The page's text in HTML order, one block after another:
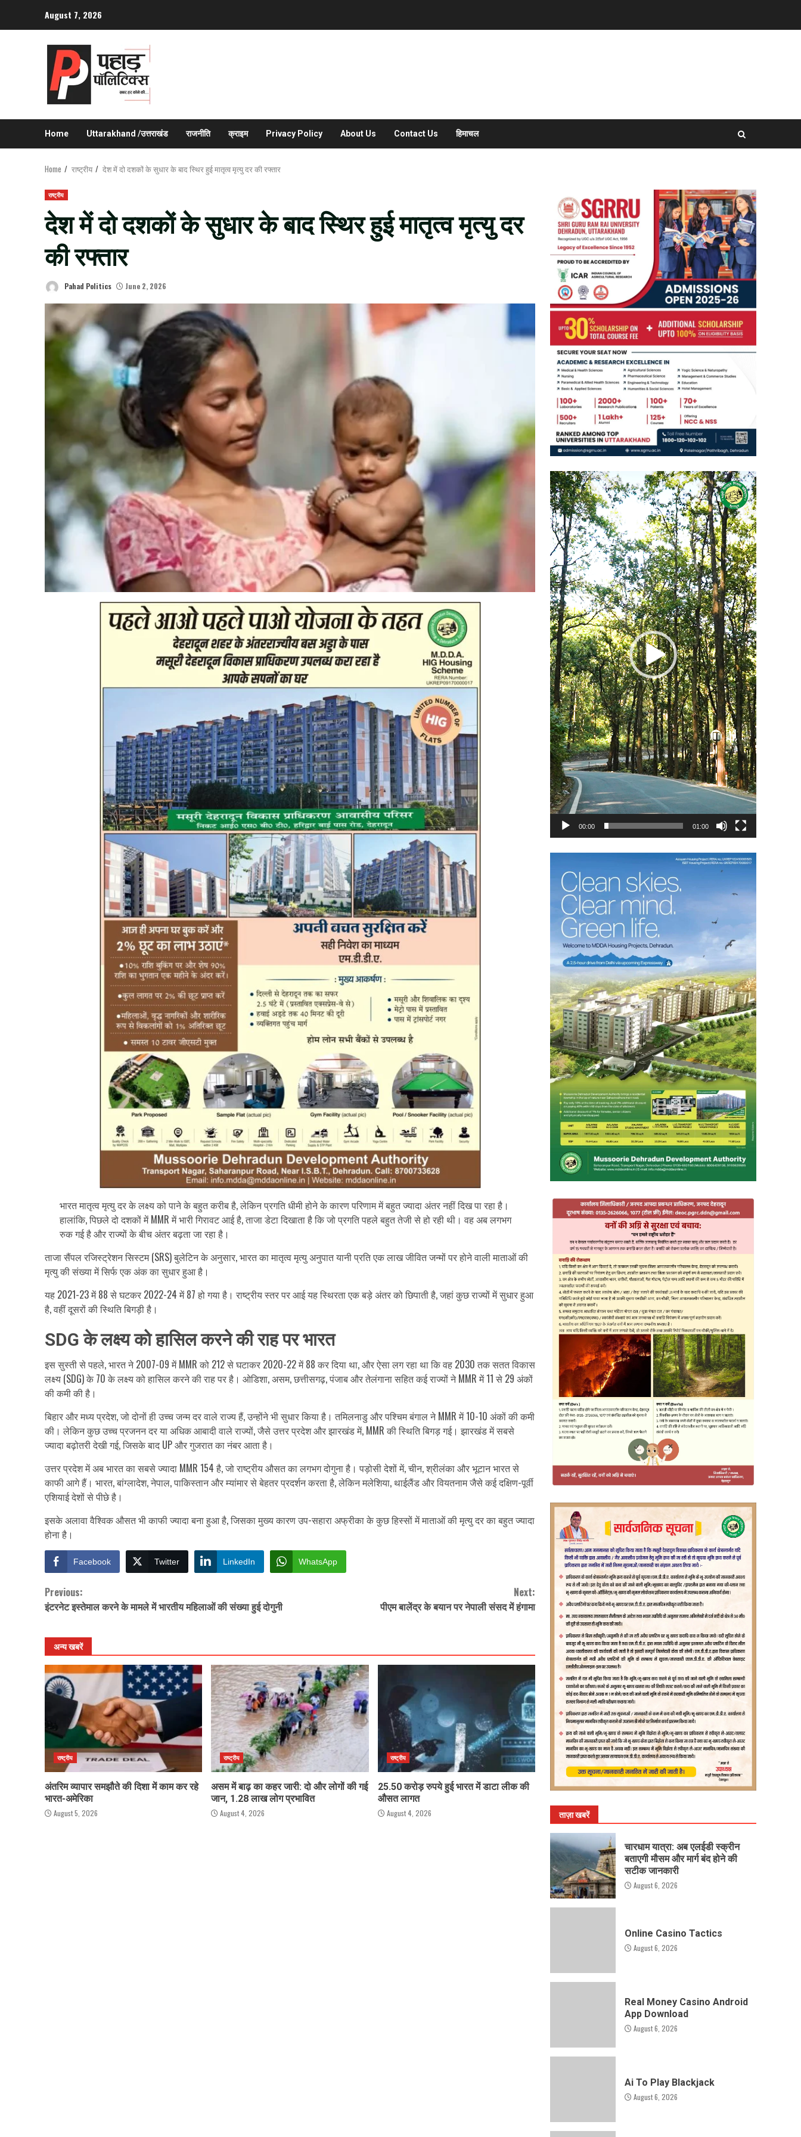
August 7, 2026
Home Uttarakhand /उत्तराखंड राजनीति क्राइम Privacy Policy About Us Contact Us हिमाचल
Home राष्ट्रीय देश में दो दशकों के सुधार के बाद स्थिर हुई मातृत्व मृत्यु दर की रफ्तार
राष्ट्रीय
देश में दो दशकों के सुधार के बाद स्थिर हुई मातृत्व मृत्यु दर
की रफ्तार
Pahad Politics June 2, 2026
भारत मातृत्व मृत्यु दर के लक्ष्य को पाने के बहुत करीब है, लेकिन प्रगति धीमी होने के कारण परिणाम में बहुत ज्यादा अंतर नहीं दिख पा रहा है।
हालांकि, पिछले दो दशकों में MMR में भारी गिरावट आई है, ताजा डेटा दिखाता है कि जो प्रगति पहले बहुत तेजी से हो रही थी। वह अब लगभग
रुक गई है और राज्यों के बीच अंतर बढ़ता जा रहा है।
ताजा सैंपल रजिस्ट्रेशन सिस्टम (SRS) बुलेटिन के अनुसार, भारत का मातृत्व मृत्यु अनुपात यानी प्रति एक लाख जीवित जन्मों पर होने वाली माताओं की
मृत्यु की संख्या में सिर्फ एक अंक का सुधार हुआ है।
यह 2021-23 में 88 से घटकर 2022-24 में 87 हो गया है। राष्ट्रीय स्तर पर आई यह स्थिरता एक बड़े अंतर को छिपाती है, जहां कुछ राज्यों में सुधार हुआ
है, वहीं दूसरों की स्थिति बिगड़ी है।
SDG के लक्ष्य को हासिल करने की राह पर भारत
इस सुस्ती से पहले, भारत ने 2007-09 में MMR को 212 से घटाकर 2020-22 में 88 कर दिया था, और ऐसा लग रहा था कि वह 2030 तक सतत विकास
लक्ष्य (SDG) के 70 के लक्ष्य को हासिल करने की राह पर है। ओडिशा, असम, छत्तीसगढ़, पंजाब और तेलंगाना सहित कई राज्यों ने MMR में 11 से 29 अंकों
की कमी की है।
बिहार और मध्य प्रदेश, जो दोनों ही उच्च जन्म दर वाले राज्य हैं, उन्होंने भी सुधार किया है। तमिलनाडु और पश्चिम बंगाल ने MMR में 10-10 अंकों की कमी
की। लेकिन कुछ उच्च प्रजनन दर या अधिक आबादी वाले राज्यों, जैसे उत्तर प्रदेश और झारखंड में, MMR की स्थिति बिगड़ गई। झारखंड में सबसे
ज्यादा बढ़ोतरी देखी गई, जिसके बाद UP और गुजरात का नंबर आता है।
उत्तर प्रदेश में अब भारत का सबसे ज्यादा MMR 154 है, जो राष्ट्रीय औसत का लगभग दोगुना है। पड़ोसी देशों में, चीन, श्रीलंका और भूटान भारत से
काफी आगे हैं। भारत, बांग्लादेश, नेपाल, पाकिस्तान और म्यांमार से बेहतर प्रदर्शन करता है, लेकिन मलेशिया, थाईलैंड और वियतनाम जैसे कई दक्षिण-पूर्वी
एशियाई देशों से पीछे है।
इसके अलावा वैश्विक औसत भी काफी ज्यादा बना हुआ है, जिसका मुख्य कारण उप-सहारा अफ्रीका के कुछ हिस्सों में माताओं की मृत्यु दर का बहुत ज्यादा
होना है।
Facebook Twitter LinkedIn WhatsApp
Continue
Reading
Previous:
इंटरनेट इस्तेमाल करने के मामले में भारतीय महिलाओं की संख्या हुई दोगुनी
Next:
पीएम बालेंद्र के बयान पर नेपाली संसद में हंगामा
अन्य खबरें
राष्ट्रीय
अंतरिम व्यापार समझौते की दिशा में काम कर रहे
भारत-अमेरिका
August 5, 2026
राष्ट्रीय
असम में बाढ़ का कहर जारी: दो और लोगों की गई
जान, 1.28 लाख लोग प्रभावित
August 4, 2026
राष्ट्रीय
25.50 करोड़ रुपये हुई भारत में डाटा लीक की
औसत लागत
August 4, 2026
Video
Player
00:00 01:00
ताज़ा खबरें
चारधाम यात्रा: अब एलईडी स्क्रीन
बताएगी मौसम और मार्ग बंद होने की
सटीक जानकारी
August 6, 2026
Online Casino Tactics
August 6, 2026
Real Money Casino Android
App Download
August 6, 2026
Ai To Play Blackjack
August 6, 2026